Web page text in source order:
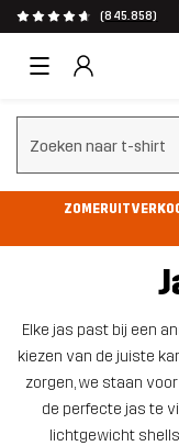
(845.858)
Zoeken wissen
Elke jas past bij een
kiezen van de juiste
zorgen, we staan
de perfecte jas te
lichtgewicht